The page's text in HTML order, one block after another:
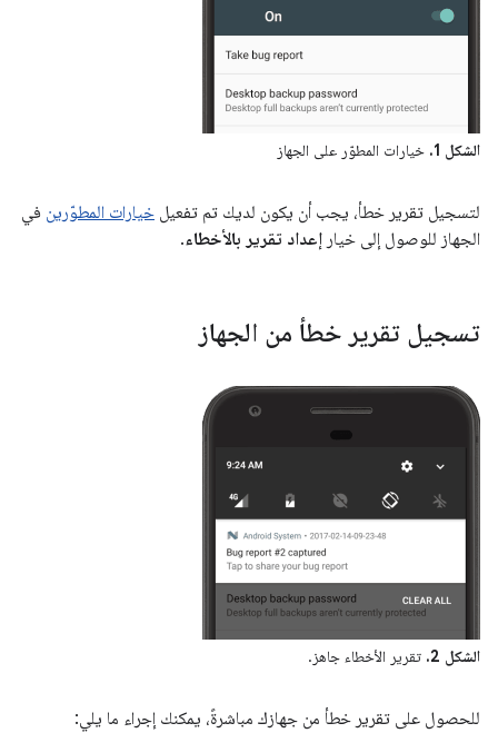
الشكل 1. خيارات المطوّر على الجهاز
لتسجيل تقرير خطأ، يجب أن يكون لديك تم تفعيل خيارات المطوّرين في
الجهاز للوصول إلى خيار إعداد تقرير بالأخطاء.
تسجيل تقرير خطأ من الجهاز
الشكل 2. تقرير الأخطاء جاهز.
للحصول على تقرير خطأ من جهازك مباشرةً، يمكنك إجراء ما يلي: